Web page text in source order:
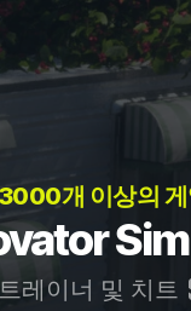
3000개 이상의
트레이너 및 치트